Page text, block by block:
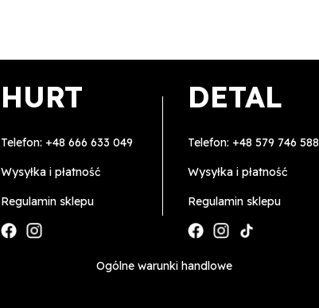
HURT
Telefon: +48 666 633 049
Wysyłka i płatność
Regulamin sklepu
Ogólne warunki handlowe
DETAL
Telefon: +48 579 746 588
Wysyłka i płatność
Regulamin sklepu